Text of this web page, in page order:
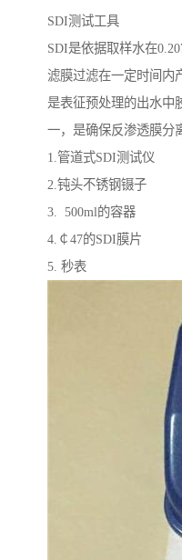
SDI测试工具
SDI是依据取样水在
滤膜过滤在一定时间内
是表征预处理的出水中
一，是确保反渗透膜分
1.管道式SDI测试仪
2.钝头不锈钢镊子
3. 500ml的容器
4.￠47的SDI膜片
5. 秒表